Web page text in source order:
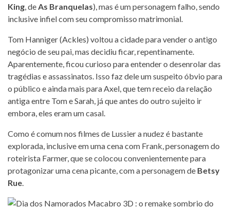
King, deAs Branquelas), mas é um personagem falho, sendo
inclusive infiel com seu compromisso matrimonial.
Tom Hanniger (Ackles) voltou a cidade para vender o antigo
negócio de seu pai, mas decidiu ficar, repentinamente.
Aparentemente, ficou curioso para entender o desenrolar das
tragédias e assassinatos. Isso faz dele um suspeito óbvio para
o público e ainda mais para Axel, que tem receio da relação
antiga entre Tom e Sarah, já que antes do outro sujeito ir
embora, eles eram um casal.
Como é comum nos filmes de Lussier a nudez é bastante
explorada, inclusive em uma cena com Frank, personagem do
roteirista Farmer, que se colocou convenientemente para
protagonizar uma cena picante, com a personagem de Betsy
Rue.